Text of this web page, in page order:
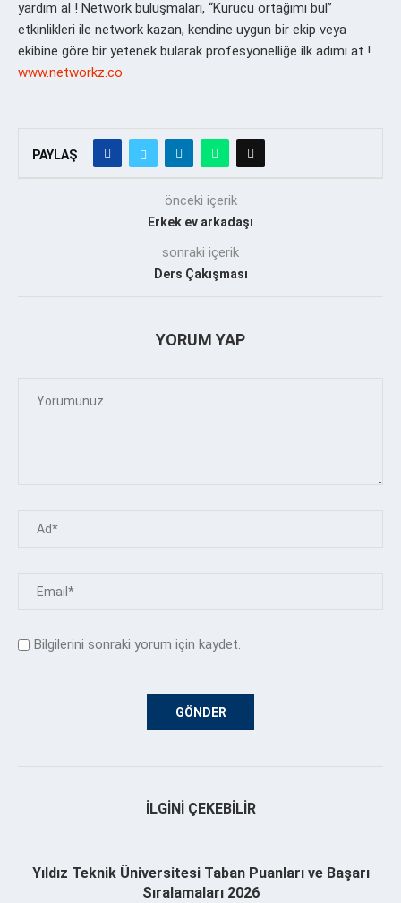
yardım al ! Network buluşmaları, “Kurucu ortağımı bul”
etkinlikleri ile network kazan, kendine uygun bir ekip veya
ekibine göre bir yetenek bularak profesyonelliğe ilk adımı at !
www.networkz.co
PAYLAŞ
önceki içerik
Erkek ev arkadaşı
sonraki içerik
Ders Çakışması
YORUM YAP
Bilgilerini sonraki yorum için kaydet.
İLGINI ÇEKEBILIR
Yıldız Teknik Üniversitesi Taban Puanları ve Başarı
Sıralamaları 2026